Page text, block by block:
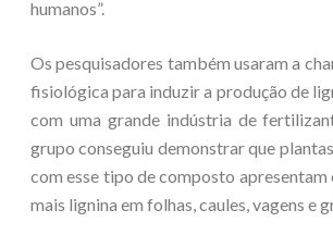
humanos”.
Os pesquisadores também usaram a
fisiológica para induzir a produção de
com uma grande indústria de
grupo conseguiu demonstrar que
com esse tipo de composto apresentam
mais lignina em folhas, caules, vagens e